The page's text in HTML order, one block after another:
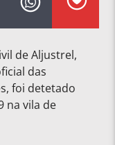
de Aljustrel,
das
foi detetado
na vila de